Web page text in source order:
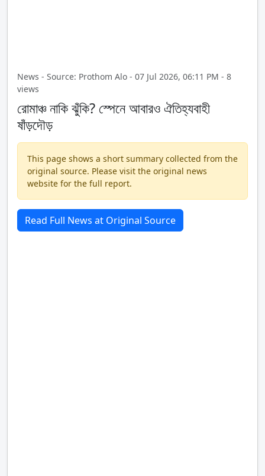
News - Source: Prothom Alo - 07 Jul 2026, 06:11 PM - 8
views
রোমাঞ্চ নাকি ঝুঁকি? স্পেনে আবারও ঐতিহ্যবাহী
ষাঁড়দৌড়
This page shows a short summary collected from the
original source. Please visit the original news
website for the full report.
Read Full News at Original Source